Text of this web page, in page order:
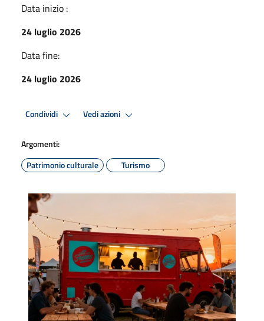
Data inizio :
24 luglio 2026
Data fine:
24 luglio 2026
Condividi Vedi azioni
Argomenti:
Patrimonio culturale
Turismo